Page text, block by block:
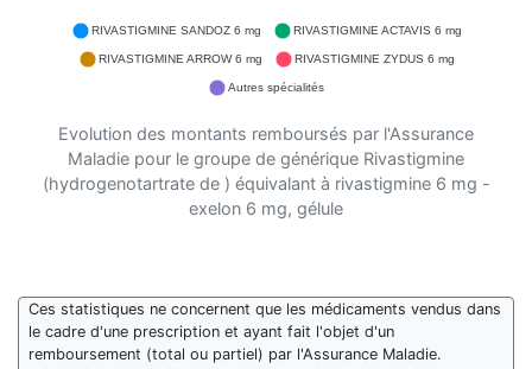
RIVASTIGMINE SANDOZ 6 mg RIVASTIGMINE ACTAVIS 6 mg
RIVASTIGMINE ARROW 6 mg RIVASTIGMINE ZYDUS 6 mg
Autres spécialités
Evolution des montants remboursés par l'Assurance
Maladie pour le groupe de générique Rivastigmine
(hydrogenotartrate de ) équivalant à rivastigmine 6 mg -
exelon 6 mg, gélule
Ces statistiques ne concernent que les médicaments vendus dans
le cadre d'une prescription et ayant fait l'objet d'un
remboursement (total ou partiel) par l'Assurance Maladie.